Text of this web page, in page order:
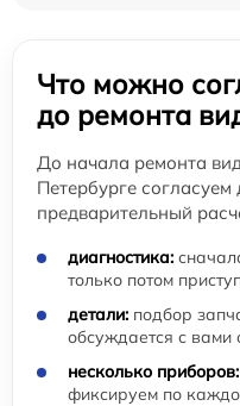
Что можно
до ремонта
До начала ремонта
Петербурге согласуем
предварительный
диагностика:
только потом
детали: подбор
обсуждается с вами
несколько приборов:
фиксируем по